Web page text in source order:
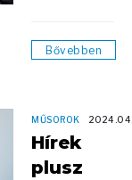
Bővebben
MŰSOROK
Hírek
plusz